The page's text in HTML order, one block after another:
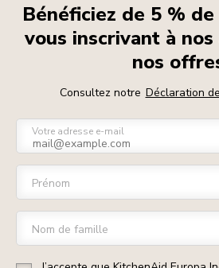
Bénéficiez de 5 %
vous inscrivant à
nos
Consultez notre Déclaration
Votre adresse e-mail
Prénom
Nom de famille